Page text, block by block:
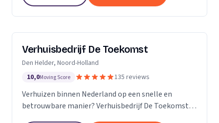
Verhuisbedrijf De Toekomst
Den Helder, Noord-Holland
10,0Moving Score 135 reviews
Verhuizen binnen Nederland op een snelle en
betrouwbare manier? Verhuisbedrijf De Toekomst